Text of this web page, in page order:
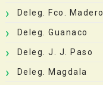
Deleg. Fco. Madero
Deleg. Guanaco
Deleg. J. J. Paso
Deleg. Magdala